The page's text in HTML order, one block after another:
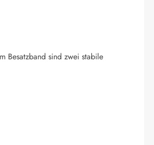
Besatzband sind zwei stabile